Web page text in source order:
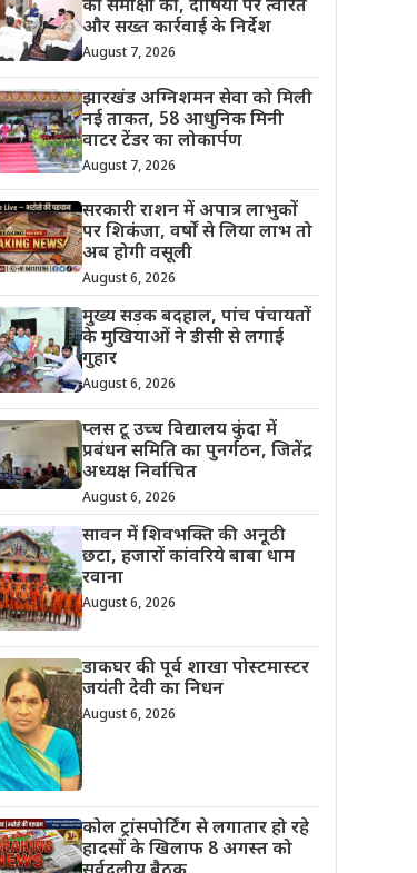
की समीक्षा की, दोषियों पर त्वरित
और सख्त कार्रवाई के निर्देश
August 7, 2026
झारखंड अग्निशमन सेवा को मिली
नई ताकत, 58 आधुनिक मिनी
वाटर टेंडर का लोकार्पण
August 7, 2026
सरकारी राशन में अपात्र लाभुकों
पर शिकंजा, वर्षों से लिया लाभ तो
अब होगी वसूली
August 6, 2026
मुख्य सड़क बदहाल, पांच पंचायतों
के मुखियाओं ने डीसी से लगाई
गुहार
August 6, 2026
प्लस टू उच्च विद्यालय कुंदा में
प्रबंधन समिति का पुनर्गठन, जितेंद्र
अध्यक्ष निर्वाचित
August 6, 2026
सावन में शिवभक्ति की अनूठी
छटा, हजारों कांवरिये बाबा धाम
रवाना
August 6, 2026
डाकघर की पूर्व शाखा पोस्टमास्टर
जयंती देवी का निधन
August 6, 2026
कोल ट्रांसपोर्टिंग से लगातार हो रहे
हादसों के खिलाफ 8 अगस्त को